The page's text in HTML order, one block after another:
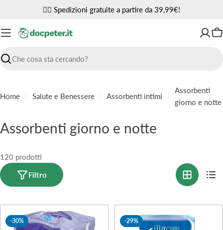
contenuto
✌🏼 Spedizioni gratuite a partire da 39,99€!
Ricerca
Home Salute e Benessere Assorbenti intimi
Assorbenti
giorno e notte
C
l
l
z
Assorbenti giorno e notte
120 prodotti
Filtro
-30% -29%